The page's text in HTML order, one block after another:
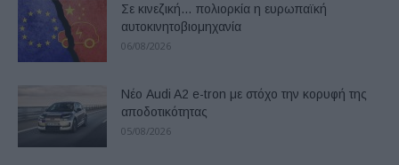
Σε κινεζική… πολιορκία η ευρωπαϊκή
αυτοκινητοβιομηχανία
06/08/2026
Νέο Audi A2 e-tron με στόχο την κορυφή της
αποδοτικότητας
05/08/2026